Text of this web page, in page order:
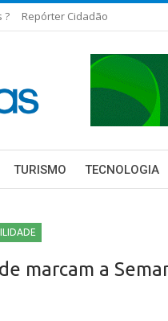
? Repórter Cidadão
TURISMO TECNOLOGIA
marcam a